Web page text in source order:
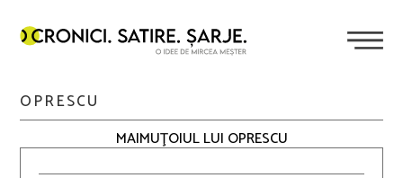
OPRESCU
MAIMUŢOIUL LUI OPRESCU